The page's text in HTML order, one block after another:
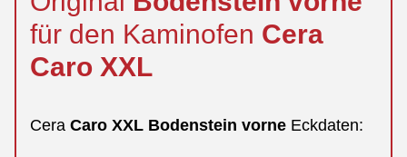
für den Kaminofen Cera
Caro XXL
Cera Caro XXL Bodenstein vorne Eckdaten: